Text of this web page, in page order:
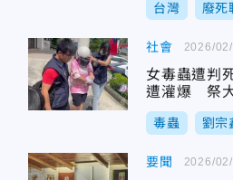
台灣 廢死
社會
女毒蟲遭判
遭灌爆 祭
毒蟲 劉宗
2026/
要聞 2026/